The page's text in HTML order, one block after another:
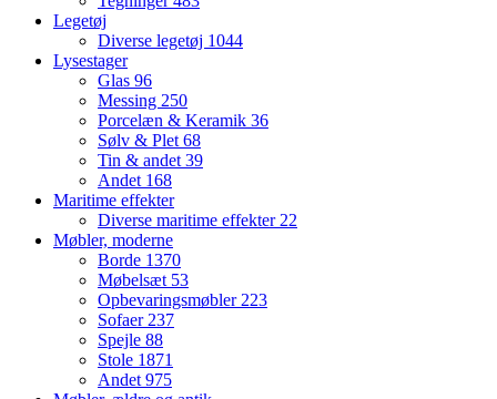
Legetøj
Diverse legetøj 1044
Lysestager
Glas 96
Messing 250
Porcelæn & Keramik 36
Sølv & Plet 68
Tin & andet 39
Andet 168
Maritime effekter
Diverse maritime effekter 22
Møbler, moderne
Borde 1370
Møbelsæt 53
Opbevaringsmøbler 223
Sofaer 237
Spejle 88
Stole 1871
Andet 975